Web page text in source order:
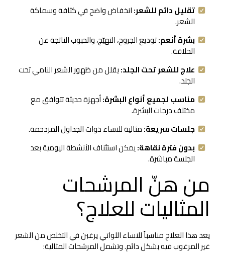
تقليل دائم للشعر:انخفاض واضح في كثافة وسماكة
الشعر.
بشرة أنعم:توديع الجروح، التهيّج، والحبوب الناتجة عن
الحلاقة.
علاج للشعر تحت الجلد:يقلل من ظهور الشعر النامي تحت
مناسب لجميع أنواع البشرة:أجهزة حديثة تتوافق مع
مختلف درجات البشرة.
جلسات سريعة:مثالية للنساء ذوات الجداول المزدحمة.
بدون فترة نقاهة:يمكن استئناف الأنشطة اليومية بعد
الجلسة مباشرة.
من هنّ المرشحات
المثاليات للعلاج؟
يعد هذا العلاج مناسباً للنساء اللواتي يرغبن في التخلص من الشعر
غير المرغوب فيه بشكل دائم. وتشمل المرشحات المثالية: